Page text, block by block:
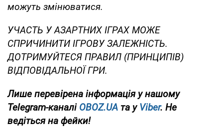
можуть змінюватися.
УЧАСТЬ У АЗАРТНИХ ІГРАХ МОЖЕ
СПРИЧИНИТИ ІГРОВУ ЗАЛЕЖНІСТЬ.
ДОТРИМУЙТЕСЯ ПРАВИЛ (ПРИНЦИПІВ)
ВІДПОВІДАЛЬНОЇ ГРИ.
Лише перевірена інформація у нашому
Telegram-каналі OBOZ.UA та у Viber. Не
ведіться на фейки!